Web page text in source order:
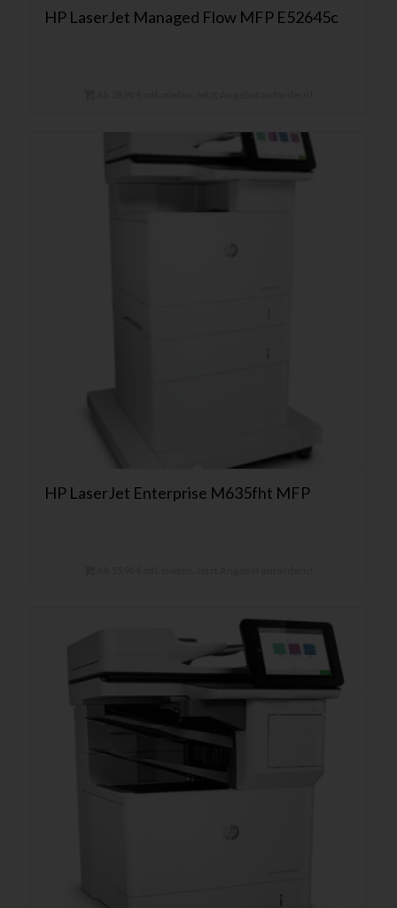
HP LaserJet Managed Flow MFP E52645c
HP LaserJet Enterprise M635fht MFP